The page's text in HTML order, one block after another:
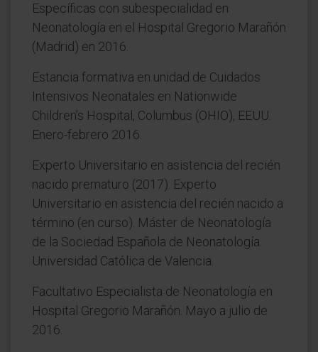
Específicas con subespecialidad en
Neonatología en el Hospital Gregorio Marañón
(Madrid) en 2016.
Estancia formativa en unidad de Cuidados
Intensivos Neonatales en Nationwide
Children’s Hospital, Columbus (OHIO), EEUU.
Enero-febrero 2016.
Experto Universitario en asistencia del recién
nacido prematuro (2017). Experto
Universitario en asistencia del recién nacido a
término (en curso). Máster de Neonatología
de la Sociedad Española de Neonatología.
Universidad Católica de Valencia.
Facultativo Especialista de Neonatología en
Hospital Gregorio Marañón. Mayo a julio de
2016.